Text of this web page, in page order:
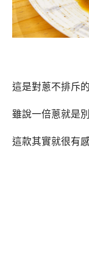
這是對蔥不排斥
雖說一倍蔥就是
這款其實就很有